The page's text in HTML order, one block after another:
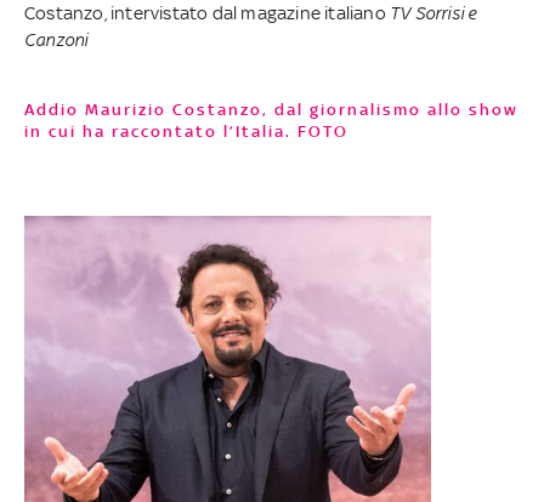
Costanzo, intervistato dal magazine italiano TV Sorrisi e
Canzoni
Addio Maurizio Costanzo, dal giornalismo allo show
in cui ha raccontato l’Italia. FOTO